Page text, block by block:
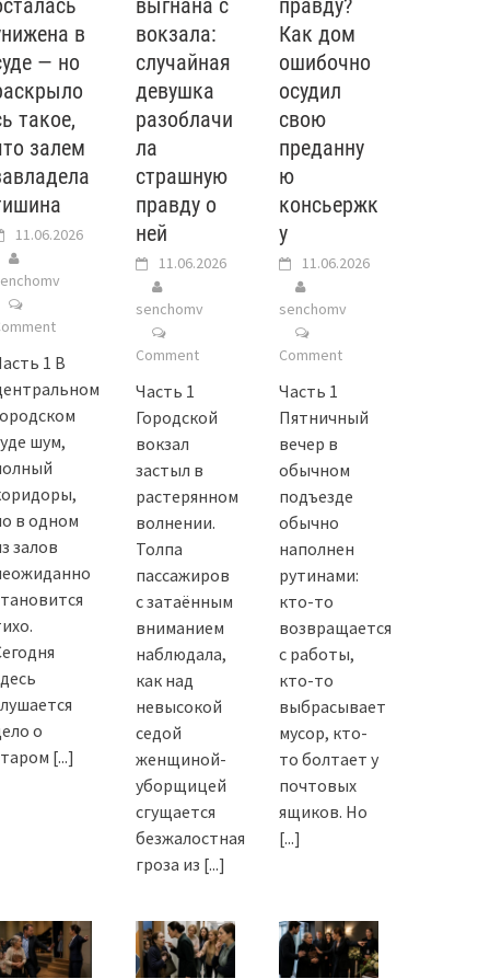
в
— но
такое,
залем
11.06.2026
1 В
шум,
в одном
залов
о
[...]
выгнана с
вокзала:
случайная
девушка
разоблачи
ла
страшную
правду о
ней
11.06.2026
senchomv
Comment
Часть 1
Городской
вокзал
застыл в
растерянном
волнении.
Толпа
пассажиров
с затаённым
вниманием
наблюдала,
как над
невысокой
седой
женщиной-
уборщицей
сгущается
безжалостная
гроза из [...]
правду?
Как дом
ошибочно
осудил
свою
преданну
ю
консьержк
у
11.06.2026
senchomv
Comment
Часть 1
Пятничный
вечер в
обычном
подъезде
обычно
наполнен
рутинами:
кто-то
возвращается
с работы,
кто-то
выбрасывает
мусор, кто-
то болтает у
почтовых
ящиков. Но
[...]